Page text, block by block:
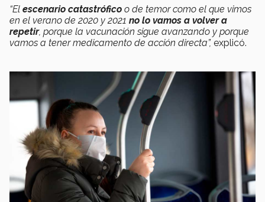
“El escenario catastrófico o de temor como el que vimos
en el verano de 2020 y 2021 no lo vamos a volver a
repetir, porque la vacunación sigue avanzando y porque
vamos a tener medicamento de acción directa”, explicó.